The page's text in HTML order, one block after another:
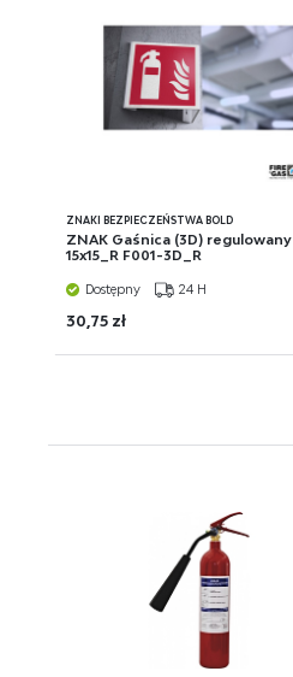
ZNAKI BEZPIECZEŃSTWA BOLD
ZNAK Gaśnica (3D) regulowany
15x15_R F001-3D_R
Dostępny 24 H
30,75 zł